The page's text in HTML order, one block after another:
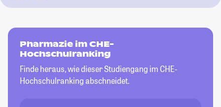
Pharmazie im CHE-
Hochschulranking
Finde heraus, wie dieser Studiengang im CHE-
Hochschulranking abschneidet.